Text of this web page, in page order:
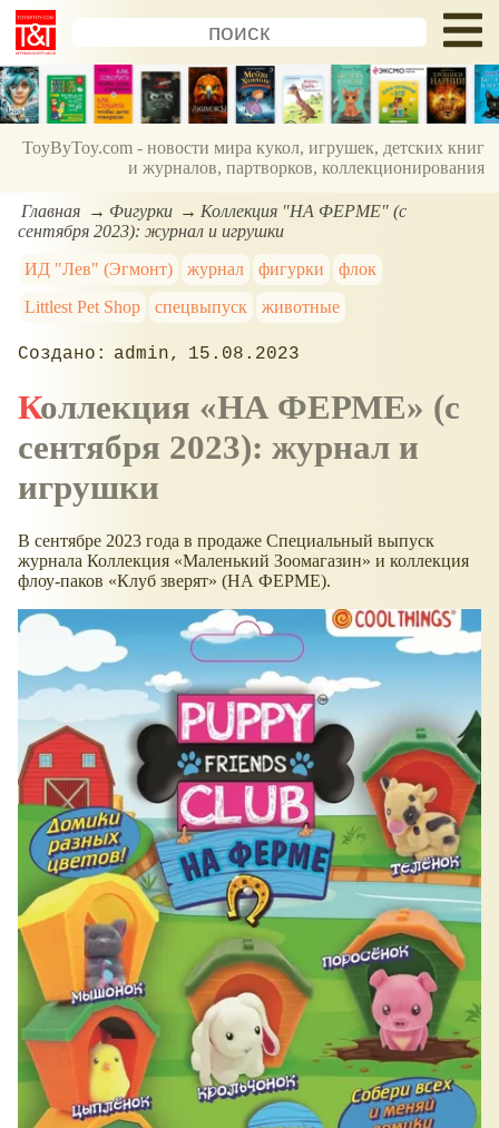
ToyByToy.com - новости мира кукол, игрушек, детских книг
и журналов, партворков, коллекционирования
Главная Фигурки
Коллекция "НА ФЕРМЕ" (с
сентября 2023): журнал и игрушки
ИД "Лев" (Эгмонт)
журнал фигурки
флок
Littlest Pet Shop
спецвыпуск животные
admin 15.08.2023
Коллекция НА ФЕРМЕ
(с
сентября 2023): журнал и
игрушки
В сентябре 2023 года в продаже Специальный выпуск
журнала Коллекция
Маленький Зоомагазин
и коллекция
флоу-паков
Клуб зверят (НА ФЕРМЕ).